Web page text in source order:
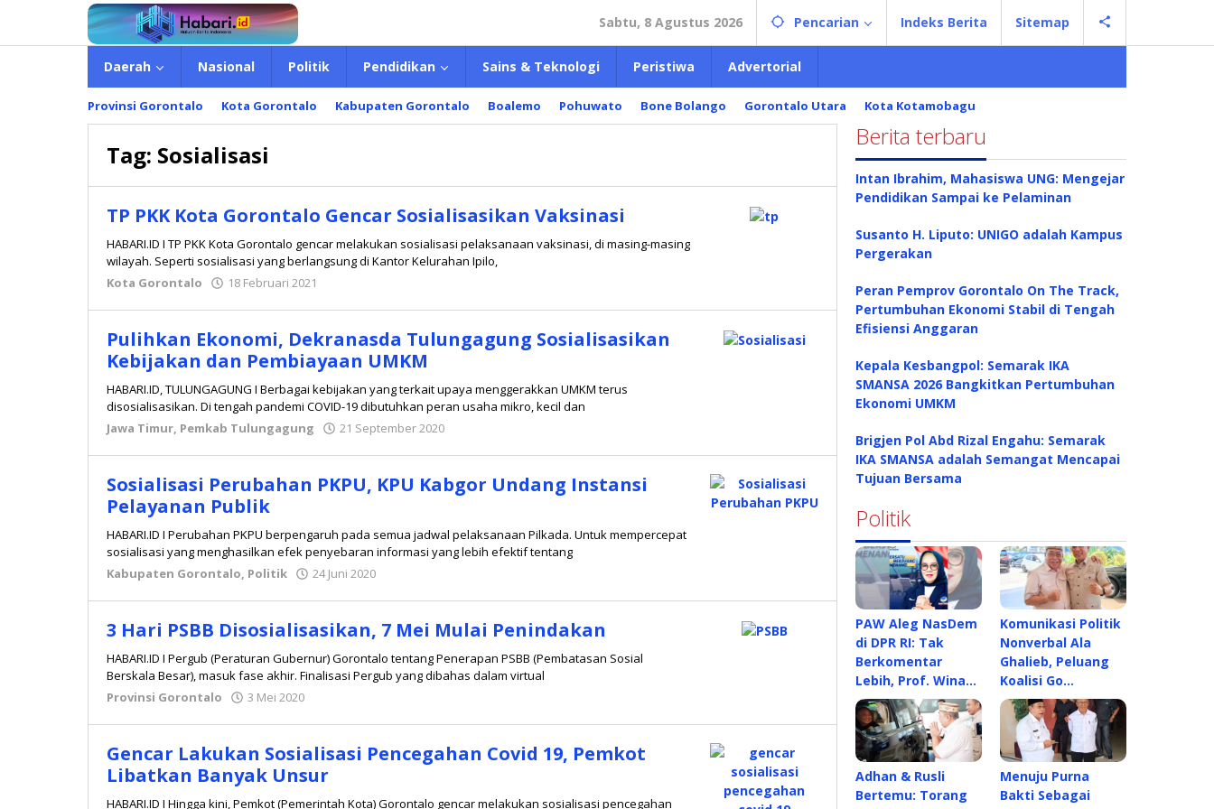
konten
Sabtu, 8 Agustus 2026 Pencarian Indeks Berita Sitemap
Daerah Nasional Politik Pendidikan Sains & Teknologi Peristiwa Advertorial
Provinsi Gorontalo Kota Gorontalo Kabupaten Gorontalo Boalemo Pohuwato Bone Bolango Gorontalo Utara Kota Kotamobagu
Tag: Sosialisasi
TP PKK Kota Gorontalo Gencar Sosialisasikan Vaksinasi
HABARI.ID I TP PKK Kota Gorontalo gencar melakukan sosialisasi pelaksanaan vaksinasi, di masing-masing
wilayah. Seperti sosialisasi yang berlangsung di Kantor Kelurahan Ipilo,
Kota Gorontalo
18 Februari 2021
Pulihkan Ekonomi, Dekranasda Tulungagung Sosialisasikan
Kebijakan dan Pembiayaan UMKM
HABARI.ID, TULUNGAGUNG I Berbagai kebijakan yang terkait upaya menggerakkan UMKM terus
disosialisasikan. Di tengah pandemi COVID-19 dibutuhkan peran usaha mikro, kecil dan
Jawa Timur, Pemkab Tulungagung 21 September 2020
Sosialisasi Perubahan PKPU, KPU Kabgor Undang Instansi
Pelayanan Publik
HABARI.ID I Perubahan PKPU berpengaruh pada semua jadwal pelaksanaan Pilkada. Untuk mempercepat
sosialisasi yang menghasilkan efek penyebaran informasi yang lebih efektif tentang
Kabupaten Gorontalo, Politik 24 Juni 2020
3 Hari PSBB Disosialisasikan, 7 Mei Mulai Penindakan
HABARI.ID I Pergub (Peraturan Gubernur) Gorontalo tentang Penerapan PSBB (Pembatasan Sosial
Berskala Besar), masuk fase akhir. Finalisasi Pergub yang dibahas dalam virtual
Provinsi Gorontalo
3 Mei 2020
Gencar Lakukan Sosialisasi Pencegahan Covid 19, Pemkot
Libatkan Banyak Unsur
HABARI.ID I Hingga kini, Pemkot (Pemerintah Kota) Gorontalo gencar melakukan sosialisasi pencegahan
Berita terbaru
Intan Ibrahim, Mahasiswa UNG: Mengejar
Pendidikan Sampai ke Pelaminan
Susanto H. Liputo: UNIGO adalah Kampus
Pergerakan
Peran Pemprov Gorontalo On The Track,
Pertumbuhan Ekonomi Stabil di Tengah
Efisiensi Anggaran
Kepala Kesbangpol: Semarak IKA
SMANSA 2026 Bangkitkan Pertumbuhan
Ekonomi UMKM
Brigjen Pol Abd Rizal Engahu: Semarak
IKA SMANSA adalah Semangat Mencapai
Tujuan Bersama
Politik
PAW Aleg NasDem
di DPR RI: Tak
Berkomentar
Lebih, Prof. Wina…
Komunikasi Politik
Nonverbal Ala
Ghalieb, Peluang
Koalisi Go…
Adhan & Rusli
Bertemu: Torang
Menuju Purna
Bakti Sebagai